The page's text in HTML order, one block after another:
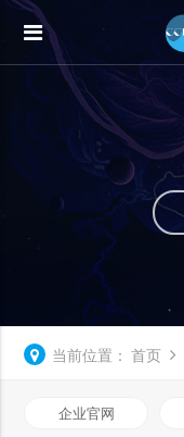
当前位置： 首页
企业官网